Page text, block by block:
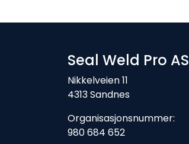
Seal Weld Pro AS
Nikkelveien 11
4313 Sandnes
Organisasjonsnummer:
980 684 652